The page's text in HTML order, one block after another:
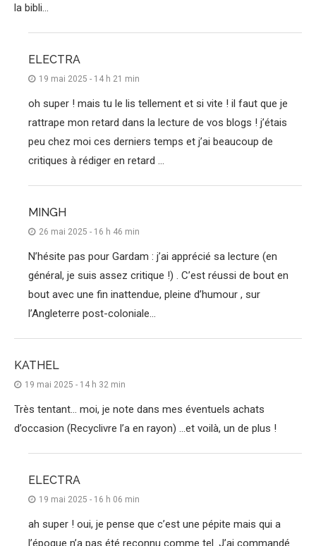
la bibli…
ELECTRA
19 mai 2025 - 14 h 21 min
oh super ! mais tu le lis tellement et si vite ! il faut que je
rattrape mon retard dans la lecture de vos blogs ! j’étais
peu chez moi ces derniers temps et j’ai beaucoup de
critiques à rédiger en retard …
MINGH
26 mai 2025 - 16 h 46 min
N’hésite pas pour Gardam : j’ai apprécié sa lecture (en
général, je suis assez critique !) . C’est réussi de bout en
bout avec une fin inattendue, pleine d’humour , sur
l’Angleterre post-coloniale…
KATHEL
19 mai 2025 - 14 h 32 min
Très tentant… moi, je note dans mes éventuels achats
d’occasion (Recyclivre l’a en rayon) …et voilà, un de plus !
ELECTRA
19 mai 2025 - 16 h 06 min
ah super ! oui, je pense que c’est une pépite mais qui a
l’époque n’a pas été reconnu comme tel. J’ai commandé